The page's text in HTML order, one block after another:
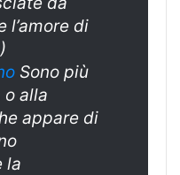
l’amore di
Sono più
alla
appare di
la